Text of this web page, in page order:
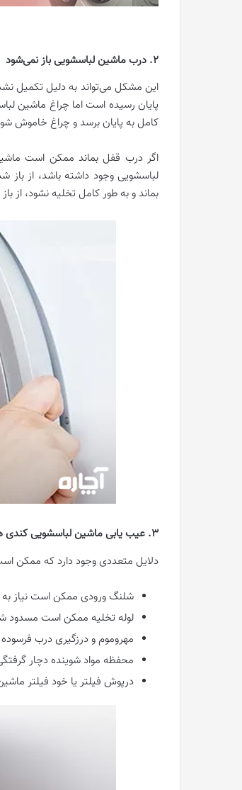
2. درب ماشین لباسشویی باز نمی‌شود
این مشکل می‌تواند به دلیل تکمیل
پایان رسیده است اما چراغ ماشین
کامل به پایان برسد و چراغ خاموش
اگر درب قفل بماند ممکن است
لباسشویی وجود داشته باشد، از
بماند و به طور کامل تخلیه نشود،
3. عیب ‌یابی ماشین لباسشویی کندی هنگام نشتی
دلایل متعددی وجود دارد که ممکن
شلنگ ورودی ممکن است نیاز
لوله تخلیه ممکن است مسدود
مهروموم و درزگیری درب
محفظه مواد شوینده دچار
درپوش فیلتر یا خود فیلتر